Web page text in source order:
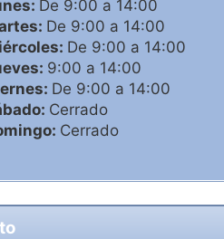
De 9:00 a 14:00
De 9:00 a 14:00
De 9:00 a 14:00
9:00 a 14:00
De 9:00 a 14:00
Cerrado
Cerrado